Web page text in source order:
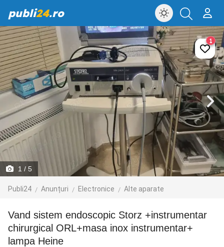
publi24.ro
1 / 5
Publi24 Anunțuri Electronice Alte aparate
1
Vand sistem endoscopic Storz +instrumentar
chirurgical ORL+masa inox instrumentar+
lampa Heine